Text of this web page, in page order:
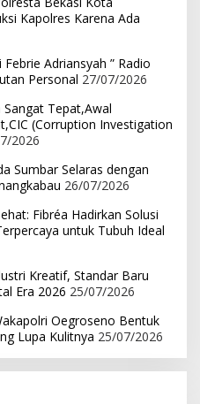
Kapolres Karena Ada
Adriansyah ” Radio
Personal 27/07/2026
Sangat Tepat,Awal
(Corruption Investigation
2026
Sumbar Selaras dengan
26/07/2026
Fibréa Hadirkan Solusi
untuk Tubuh Ideal
Kreatif, Standar Baru
Era 2026 25/07/2026
Oegroseno Bentuk
Lupa Kulitnya 25/07/2026